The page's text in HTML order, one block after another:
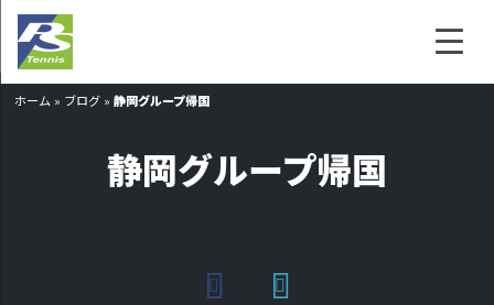
ホーム » ブログ »静岡グループ帰国
静岡グループ帰国